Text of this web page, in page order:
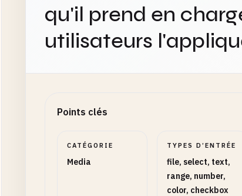
Réglages
Ajustez formats, plages, nombres et modes.
qu'il prend en
utilisateurs
Points clés
CATÉGORIE
Media
TYPES D’ENTRÉE
file, select, text,
range, number,
color, checkbox